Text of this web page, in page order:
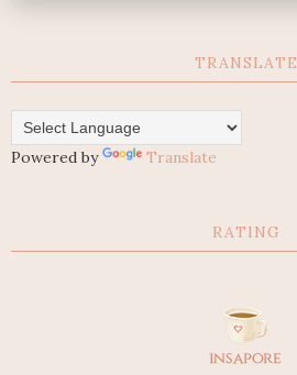
TRANSLATE
Powered by Translate
RATING